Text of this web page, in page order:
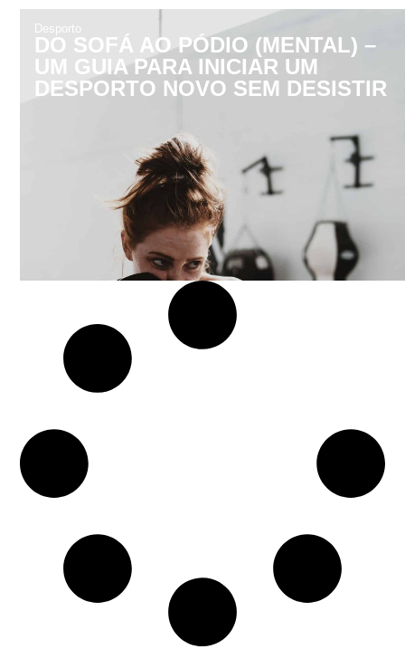
Desporto
DO SOFÁ AO PÓDIO (MENTAL) –
UM GUIA PARA INICIAR UM
DESPORTO NOVO SEM DESISTIR